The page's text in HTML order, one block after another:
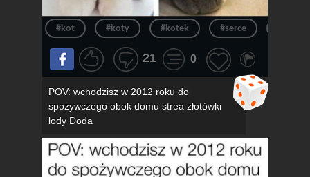
#kot #koty #kotek #serce
21 0
POV: wchodzisz w 2012 roku do
spożywczego obok domu strea złotówki
lody Doda